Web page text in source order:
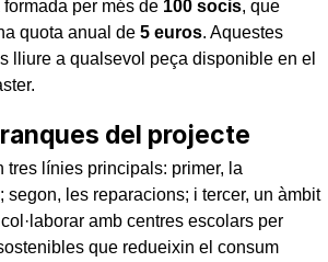
per més de 100 socis, que
quota anual de 5 euros. Aquestes
lliure a qualsevol peça disponible en el
del projecte
tres línies principals: primer, la
segon, les reparacions; i tercer, un àmbit
amb centres escolars per
que redueixin el consum